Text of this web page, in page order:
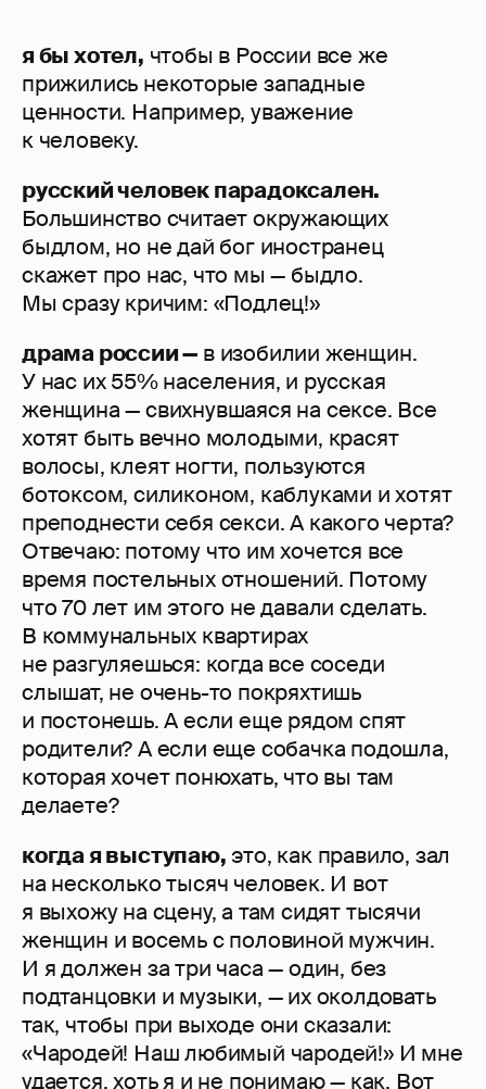
я бы хотел, чтобы в России все же
прижились некоторые западные
ценности. Например, уважение
к человеку.
русский человек парадоксален.
Большинство считает окружающих
быдлом, но не дай бог иностранец
скажет про нас, что мы — быдло.
Мы сразу кричим: «Подлец!»
драма россии — в изобилии женщин.
У нас их 55% населения, и русская
женщина — свихнувшаяся на сексе. Все
хотят быть вечно молодыми, красят
волосы, клеят ногти, пользуются
ботоксом, силиконом, каблуками и хотят
преподнести себя секси. А какого черта?
Отвечаю: потому что им хочется все
время постельных отношений. Потому
что 70 лет им этого не давали сделать.
В коммунальных квартирах
не разгуляешься: когда все соседи
слышат, не очень-то покряхтишь
и постонешь. А если еще рядом спят
родители? А если еще собачка подошла,
которая хочет понюхать, что вы там
делаете?
когда я выступаю,это, как правило, зал
на несколько тысяч человек. И вот
я выхожу на сцену, а там сидят тысячи
женщин и восемь с половиной мужчин.
И я должен за три часа — один, без
подтанцовки и музыки, — их околдовать
так, чтобы при выходе они сказали:
«Чародей! Наш любимый чародей!» И мне
удается, хоть я и не понимаю — как. Вот